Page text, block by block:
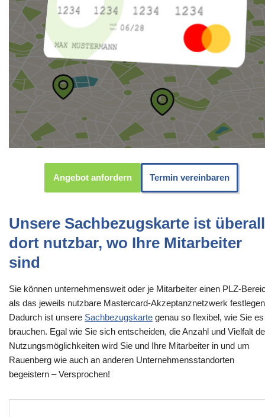
Angebot anfordern Termin vereinbaren
Unsere Sachbezugskarte ist überall
dort nutzbar, wo Ihre Mitarbeiter
sind
Sie können unternehmensweit oder je Mitarbeiter einen PLZ-
als das jeweils nutzbare Mastercard-Akzeptanznetzwerk
Dadurch ist unsere Sachbezugskarte genau so flexibel, wie Sie es
brauchen. Egal wie Sie sich entscheiden, die Anzahl und Vielfalt
Nutzungsmöglichkeiten wird Sie und Ihre Mitarbeiter in und um
Rauenberg wie auch an anderen Unternehmensstandorten
begeistern – Versprochen!